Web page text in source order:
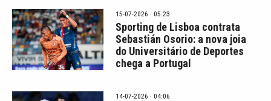
15-07-2026 · 05:23
Sporting de Lisboa contrata
Sebastián Osorio: a nova joia
do Universitário de Deportes
chega a Portugal
14-07-2026 · 04:06